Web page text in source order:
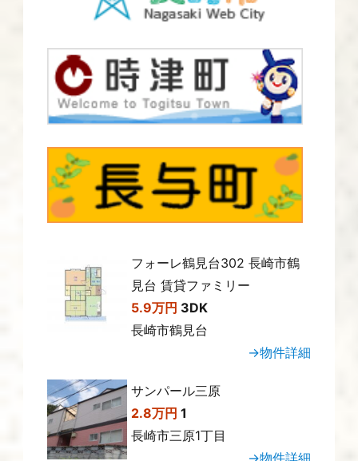
フォーレ鶴見台302 長崎市鶴
見台 賃貸ファミリー
5.9万円 3DK
長崎市鶴見台
→物件詳細
サンパール三原
2.8万円 1
長崎市三原1丁目